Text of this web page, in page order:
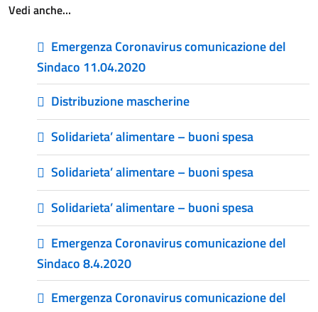
Vedi anche…
Emergenza Coronavirus comunicazione del
Sindaco 11.04.2020
Distribuzione mascherine
Solidarieta’ alimentare – buoni spesa
Solidarieta’ alimentare – buoni spesa
Solidarieta’ alimentare – buoni spesa
Emergenza Coronavirus comunicazione del
Sindaco 8.4.2020
Emergenza Coronavirus comunicazione del